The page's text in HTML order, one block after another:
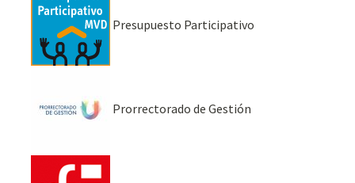
Presupuesto Participativo
Prorrectorado de Gestión